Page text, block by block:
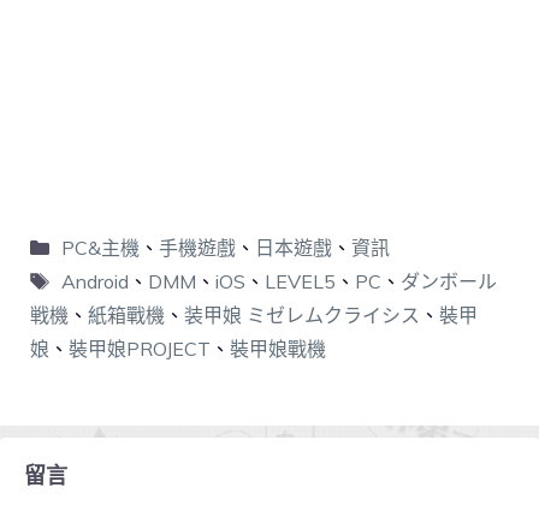
PC&主機、 手機遊戲、 日本遊戲、 資訊
Android 、 DMM 、 iOS 、 LEVEL5 、 PC 、 ダンボール
戦機 、 紙箱戰機 、 装甲娘 ミゼレムクライシス 、 裝甲
娘 、 裝甲娘PROJECT 、 裝甲娘戰機
留言